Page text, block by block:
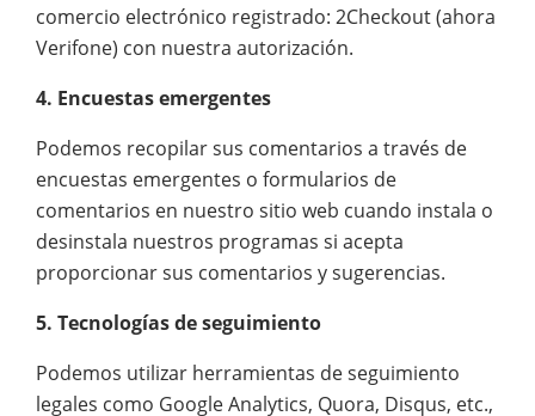
comercio electrónico registrado: 2Checkout (ahora
Verifone) con nuestra autorización.
4. Encuestas emergentes
Podemos recopilar sus comentarios a través de
encuestas emergentes o formularios de
comentarios en nuestro sitio web cuando instala o
desinstala nuestros programas si acepta
proporcionar sus comentarios y sugerencias.
5. Tecnologías de seguimiento
Podemos utilizar herramientas de seguimiento
legales como Google Analytics, Quora, Disqus, etc.,